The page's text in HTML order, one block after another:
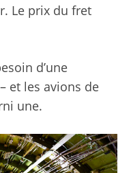
Le prix du fret
d’une
et les avions de
une.